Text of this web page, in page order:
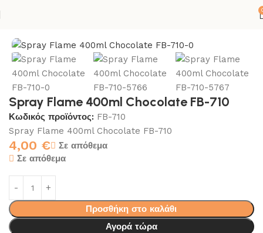
Spray Flame 400ml Chocolate FB-710
Κωδικός προϊόντος: FB-710
Spray Flame 400ml Chocolate FB-710
4,00 €
Σε απόθεμα
Σε απόθεμα
Προσθήκη στο καλάθι
Αγορά τώρα